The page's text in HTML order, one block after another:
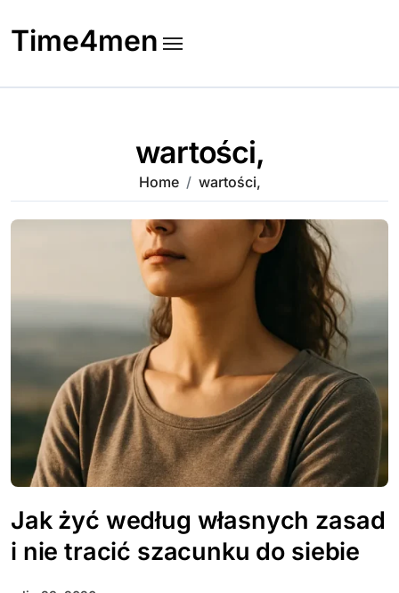
to
content
Time4men
wartości,
Home wartości,
Jak żyć według własnych zasad
i nie tracić szacunku do siebie